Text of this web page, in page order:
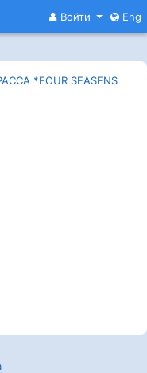
Войти Eng
*FOUR SEASENS